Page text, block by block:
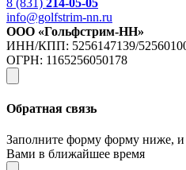
8 (831) 214-05-05
info@golfstrim-nn.ru
ООО «Гольфстрим-НН»
ИНН/КПП: 5256147139/
ОГРН: 1165256050178
Обратная связь
Заполните форму форму ниже,
Вами в ближайшее время